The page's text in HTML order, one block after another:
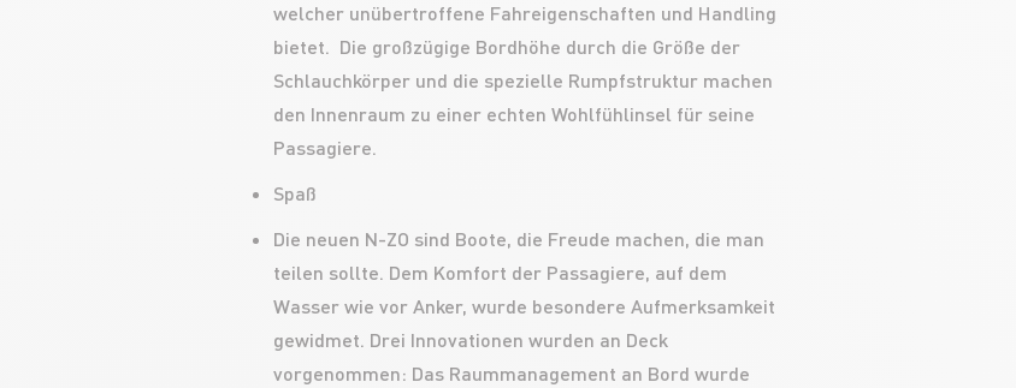
welcher unübertroffene Fahreigenschaften und Handling
bietet. Die großzügige Bordhöhe durch die Größe der
Schlauchkörper und die spezielle Rumpfstruktur machen
den Innenraum zu einer echten Wohlfühlinsel für seine
Passagiere.
Spaß
Die neuen N-ZO sind Boote, die Freude machen, die man
teilen sollte. Dem Komfort der Passagiere, auf dem
Wasser wie vor Anker, wurde besondere Aufmerksamkeit
gewidmet. Drei Innovationen wurden an Deck
vorgenommen: Das Raummanagement an Bord wurde